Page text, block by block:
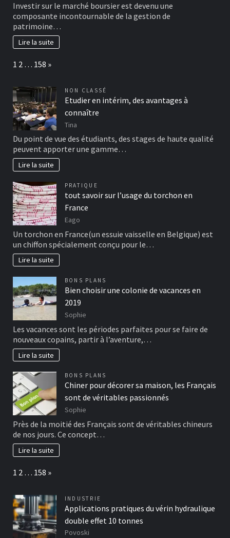
Investir sur le marché boursier est devenu une
composante incontournable de la gestion de
patrimoine…
Lire la suite
Page:
1 2 … 158 Next
»
NON CLASSÉ
Etudier en intérim, des avantages à
connaître
Tina
Du point de vue des étudiants, des stages de haute qualité
peuvent apporter une gamme…
Lire la suite
PRATIQUE
tout savoir sur l’usage du torchon en
France
Eago
Un torchon en France(un essuie vaisselle en Belgique) est
un chiffon spécialement conçu pour le…
Lire la suite
BONS PLANS
Bien choisir une colonie de vacances en
2019
Sophie
Les vacances sont les périodes parfaites pour se faire de
nouveaux copains, partir à l’aventure,…
Lire la suite
BONS PLANS
Chiner pour décorer sa maison, les Français
sont de véritables passionnés
Sophie
Près de la moitié des Français sont de véritables chineurs
de nos jours. Ce concept…
Lire la suite
Page:
1 2 … 158 Next
»
INDUSTRIE
Applications pratiques du vérin hydraulique
double effet 10 tonnes
Povoski